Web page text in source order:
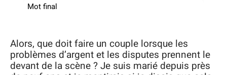
Mot final
Alors, que doit faire un couple lorsque les
problèmes d’argent et les disputes prennent le
devant de la scène ? Je suis marié depuis près